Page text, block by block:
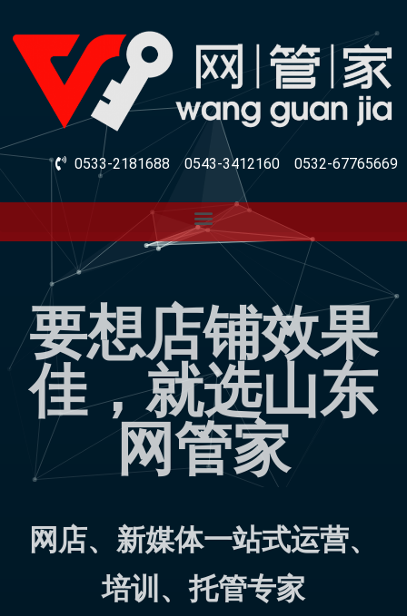
0533-2181688 0543-3412160 0532-67765669
要想店铺效果
佳，就选山东
网管家
网店、新媒体一站式运营、
培训、托管专家